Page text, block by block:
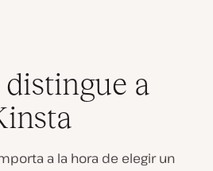
a
a la hora de elegir un